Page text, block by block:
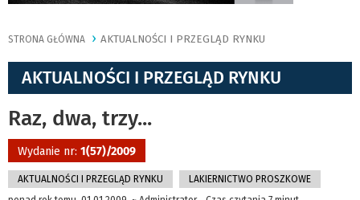
STRONA GŁÓWNA AKTUALNOŚCI I PRZEGLĄD RYNKU
AKTUALNOŚCI I PRZEGLĄD RYNKU
Raz, dwa, trzy...
Wydanie nr: 1(57)/2009
AKTUALNOŚCI I PRZEGLĄD RYNKU
LAKIERNICTWO PROSZKOWE